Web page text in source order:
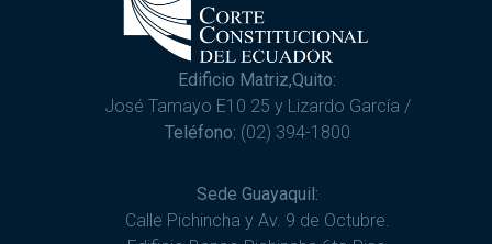
Edificio Matriz,Quito:
José Tamayo E10 25 y Lizardo García /
Teléfono: (02) 394-1800
Sede Guayaquil:
Calle Pichincha y Av. 9 de Octubre.